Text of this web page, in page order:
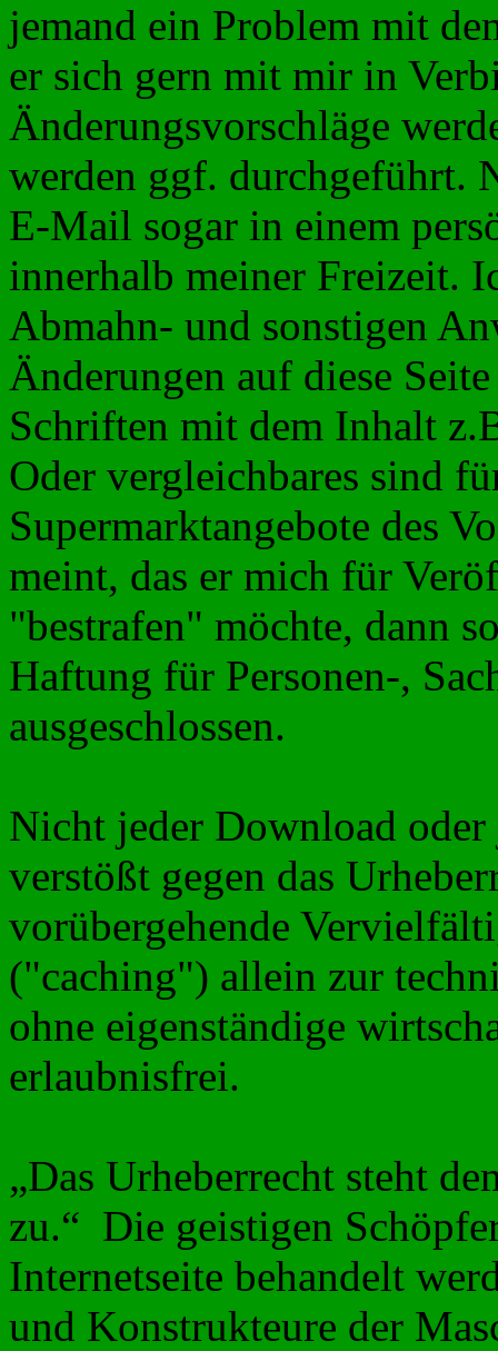
jemand ein Problem mit
er sich gern mit mir in
Änderungsvorschläge
werden ggf. durchgeführt.
E-Mail sogar in einem
innerhalb meiner Freizeit.
Abmahn- und sonstigen
Änderungen auf diese
Schriften mit dem Inhalt
Oder vergleichbares sind
Supermarktangebote des
meint, das er mich für
"bestrafen" möchte, dann
Haftung für Personen-,
ausgeschlossen.
Nicht jeder Download
verstößt gegen das
vorübergehende
("caching") allein zur
ohne eigenständige
erlaubnisfrei.
„Das Urheberrecht steht
zu.“ Die geistigen
Internetseite behandelt
und Konstrukteure der